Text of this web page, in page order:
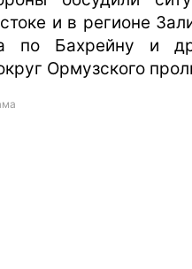
и в регионе
по Бахрейну и
Ормузского